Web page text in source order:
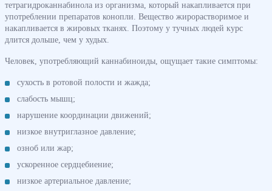
тетрагидроканнабинола из организма, который накапливается при
употреблении препаратов конопли. Вещество жирорастворимое и
накапливается в жировых тканях. Поэтому у тучных людей курс
длится дольше, чем у худых.
Человек, употребляющий каннабиноиды, ощущает такие симптомы:
сухость в ротовой полости и жажда;
слабость мышц;
нарушение координации движений;
низкое внутриглазное давление;
озноб или жар;
ускоренное сердцебиение;
низкое артериальное давление;